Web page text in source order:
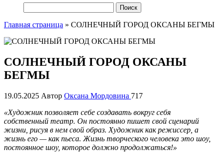
Главная страница » СОЛНЕЧНЫЙ ГОРОД ОКСАНЫ БЕГМЫ
СОЛНЕЧНЫЙ ГОРОД ОКСАНЫ
БЕГМЫ
19.05.2025 Автор Оксана Мордовина 717
«Художник позволяет себе создавать вокруг себя
собственный театр. Он постоянно пишет свой сценарий
жизни, рисуя в нем свой образ. Художник как режиссер, а
жизнь его — как пьеса. Жизнь творческого человека это шоу,
постоянное шоу, которое должно продолжаться!»